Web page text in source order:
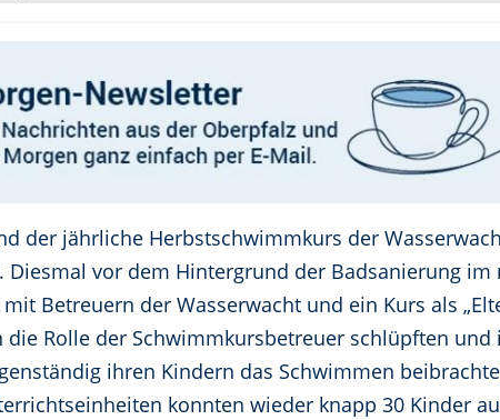
der jährliche Herbstschwimmkurs der
Diesmal vor dem Hintergrund der Badsanierung
Betreuern der Wasserwacht und ein Kurs als
Rolle der Schwimmkursbetreuer schlüpften
ihren Kindern das Schwimmen
konnten wieder knapp 30 Kinder